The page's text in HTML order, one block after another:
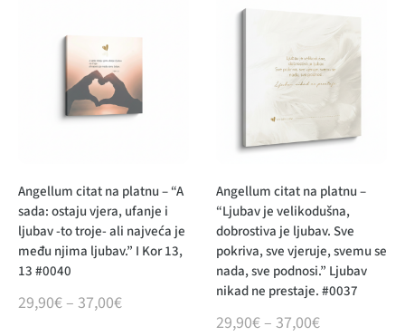
Angellum citat na platnu – “A
sada: ostaju vjera, ufanje i
ljubav -to troje- ali najveća je
među njima ljubav.” I Kor 13,
13 #0040
29,90€ – 37,00€
Angellum citat na platnu –
“Ljubav je velikodušna,
dobrostiva je ljubav. Sve
pokriva, sve vjeruje, svemu se
nada, sve podnosi.” Ljubav
nikad ne prestaje. #0037
29,90€ – 37,00€